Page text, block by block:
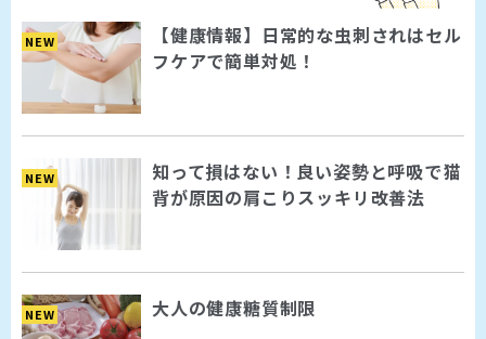
NEW
【健康情報】日常的な虫刺されはセル
フケアで簡単対処！
NEW
知って損はない！良い姿勢と呼吸で猫
背が原因の肩こりスッキリ改善法
NEW 大人の健康糖質制限